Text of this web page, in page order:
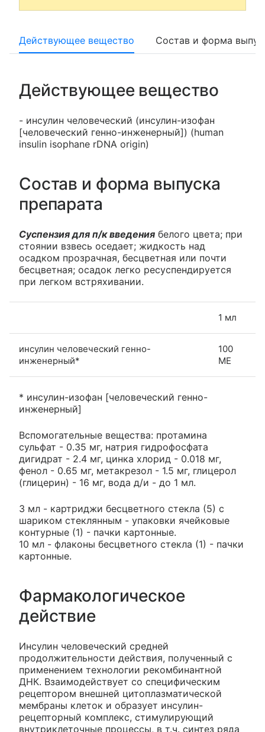
Действующее вещество Состав и форма
Действующее вещество
- инсулин человеческий (инсулин-изофан
[человеческий генно-инженерный]) (human
insulin isophane rDNA origin)
Состав и форма выпуска
препарата
Суспензия для п/к введения белого цвета; при
стоянии взвесь оседает; жидкость над
осадком прозрачная, бесцветная или почти
бесцветная; осадок легко ресуспендируется
при легком встряхивании.
1 мл
инсулин человеческий генно-
инженерный*
100
МЕ
* инсулин-изофан [человеческий генно-
инженерный]
Вспомогательные вещества: протамина
сульфат - 0.35 мг, натрия гидрофосфата
дигидрат - 2.4 мг, цинка хлорид - 0.018 мг,
фенол - 0.65 мг, метакрезол - 1.5 мг, глицерол
(глицерин) - 16 мг, вода д/и - до 1 мл.
3 мл - картриджи бесцветного стекла (5) с
шариком стеклянным - упаковки ячейковые
контурные (1) - пачки картонные.
10 мл - флаконы бесцветного стекла (1) - пачки
картонные.
Фармакологическое
действие
Инсулин человеческий средней
продолжительности действия, полученный с
применением технологии рекомбинантной
ДНК. Взаимодействует со специфическим
рецептором внешней цитоплазматической
мембраны клеток и образует инсулин-
рецепторный комплекс, стимулирующий
внутриклеточные процессы, в т.ч. синтез ряда